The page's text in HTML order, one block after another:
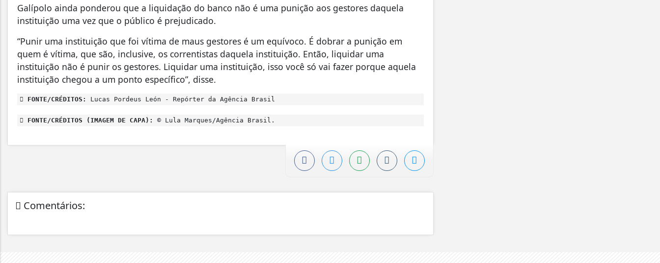
Galípolo ainda ponderou que a liquidação do banco não é uma punição aos gestores daquela
instituição uma vez que o público é prejudicado.
“Punir uma instituição que foi vítima de maus gestores é um equívoco. É dobrar a punição em
quem é vítima, que são, inclusive, os correntistas daquela instituição. Então, liquidar uma
instituição não é punir os gestores. Liquidar uma instituição, isso você só vai fazer porque aquela
instituição chegou a um ponto específico”, disse.
FONTE/CRÉDITOS: Lucas Pordeus León - Repórter da Agência Brasil
FONTE/CRÉDITOS (IMAGEM DE CAPA): © Lula Marques/Agência Brasil.
Comentários: